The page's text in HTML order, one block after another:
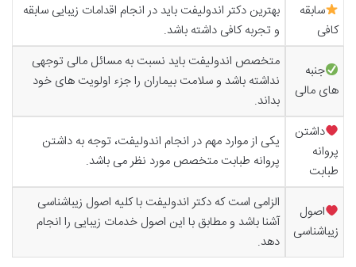
سابقه
کافی
بهترین دکتر اندولیفت باید در انجام اقدامات زیبایی سابقه
و تجربه کافی داشته باشد.
جنبه
های مالی
متخصص اندولیفت باید نسبت به مسائل مالی توجهی
نداشته باشد و سلامت بیماران را جزء اولویت های خود
بداند.
داشتن
پروانه
طبابت
یکی از موارد مهم در انجام اندولیفت، توجه به داشتن
پروانه طبابت متخصص مورد نظر می باشد.
اصول
زیباشناسی
الزامی است که دکتر اندولیفت با کلیه اصول زیباشناسی
آشنا باشد و مطابق با این اصول خدمات زیبایی را انجام
دهد.